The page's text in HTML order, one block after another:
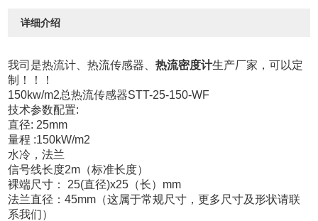
详细介绍
我司是热流计、热流传感器、热流密度计生产厂家，可以定
制！！！
150kw/m2总热流传感器STT-25-150-WF
技术参数配置:
直径: 25mm
量程 :150kW/m2
水冷，法兰
信号线长度2m（标准长度）
裸端尺寸： 25(直径)x25（长）mm
法兰直径：45mm（这属于常规尺寸，更多尺寸及形状请联
系我们）